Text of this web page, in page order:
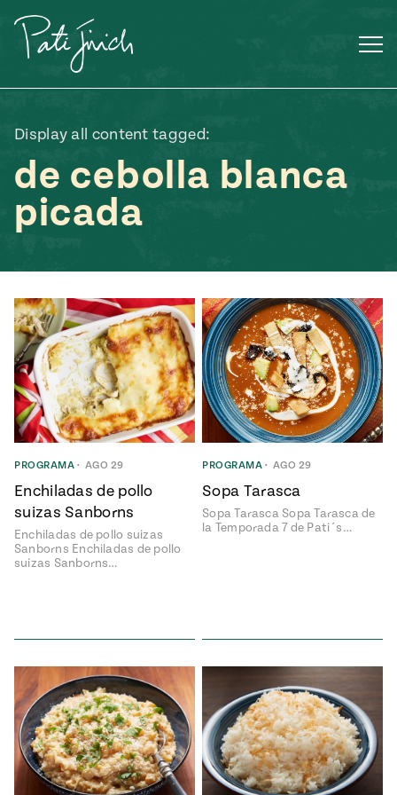
contenido
elote
Verano
Parrilla
la
temporada
de maíz
Pati’s
Mexican
Table
S14
1409:
en Mi
Mexican
Pati Jinich
Panamericana
of La
of
ENGLISH•ESPAÑOL
Display all content tagged:
de cebolla blanca
picada
PROGRAMA • AGO 29
Enchiladas de pollo
suizas Sanborns
Enchiladas de pollo suizas
Sanborns Enchiladas de pollo
suizas Sanborns…
PROGRAMA • AGO 29
Sopa Tarasca
Sopa Tarasca Sopa Tarasca de
la Temporada 7 de Pati´s…